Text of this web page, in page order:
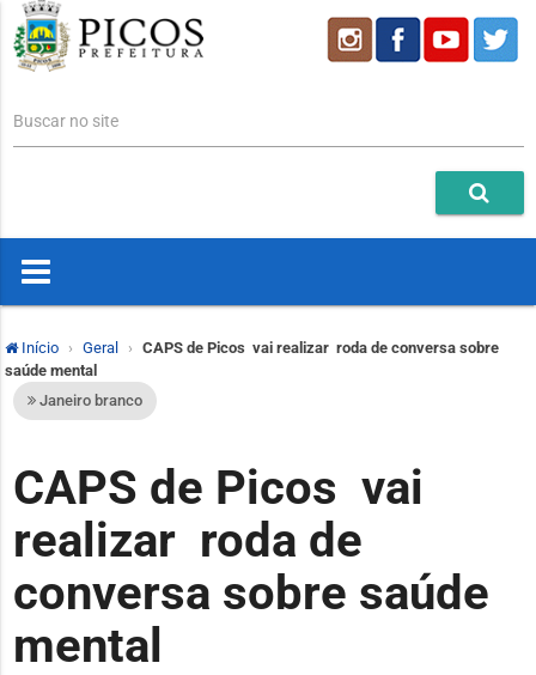
Buscar no site
Início Geral
CAPS de Picos vai realizar roda de conversa sobre
saúde mental
Janeiro branco
CAPS de Picos vai
realizar roda de
conversa sobre saúde
mental